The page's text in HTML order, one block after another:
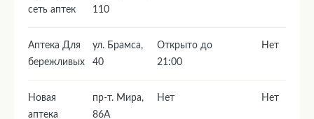
сеть аптек
110
Аптека Для
бережливых
ул. Брамса,
40
Открыто до
21:00
Нет
Новая
аптека
пр-т. Мира,
86А
Нет Нет